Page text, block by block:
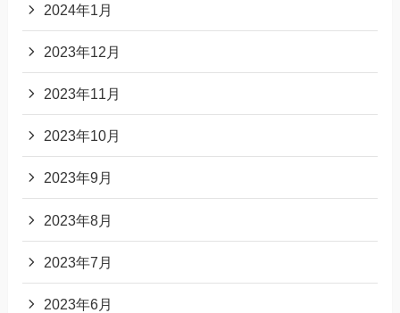
2024年1月
2023年12月
2023年11月
2023年10月
2023年9月
2023年8月
2023年7月
2023年6月